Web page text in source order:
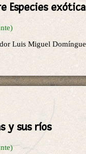
Especies
Luis Miguel
y sus ríos